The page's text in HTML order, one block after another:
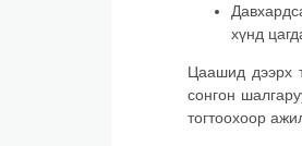
хүнд
Цаашид дээрх
сонгон
тогтоохоор